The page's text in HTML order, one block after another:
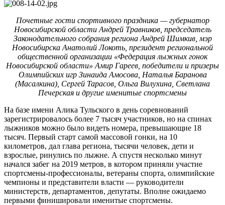
Почетные гости спортивного праздника — губернатор
Новосибирской области Андрей Травников, председатель
Законодательного собрания региона Андрей Шимкив, мэр
Новосибирска Анатолий Локоть, президент региональной
общественной организации «Федерация лыжных гонок
Новосибирской области» Амир Гареев, победители и призеры
Олимпийских игр Зинаида Амосова, Наталья Баранова
(Масалкина), Сергей Тарасов, Ольга Вилухина, Светлана
Печерская и другие именитые спортсмены
На базе имени Алика Тульского в день соревнований
зарегистрировалось более 7 тысяч участников, но на спинах
лыжников можно было видеть номера, превышающие 18
тысяч. Первый старт самой массовой гонки, на 10
километров, дал глава региона, тысячи человек, дети и
взрослые, ринулись по лыжне. А спустя несколько минут
начался забег на 2019 метров, в котором приняли участие
спортсмены-профессионалы, ветераны спорта, олимпийские
чемпионы и представители власти — руководители
министерств, департаментов, депутаты. Вполне ожидаемо
первыми финишировали именитые спортсмены.